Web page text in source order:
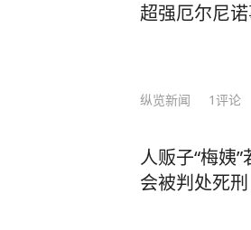
超强厄尔尼
纵览新闻 1评论
人贩子“梅姨
会被判处死刑